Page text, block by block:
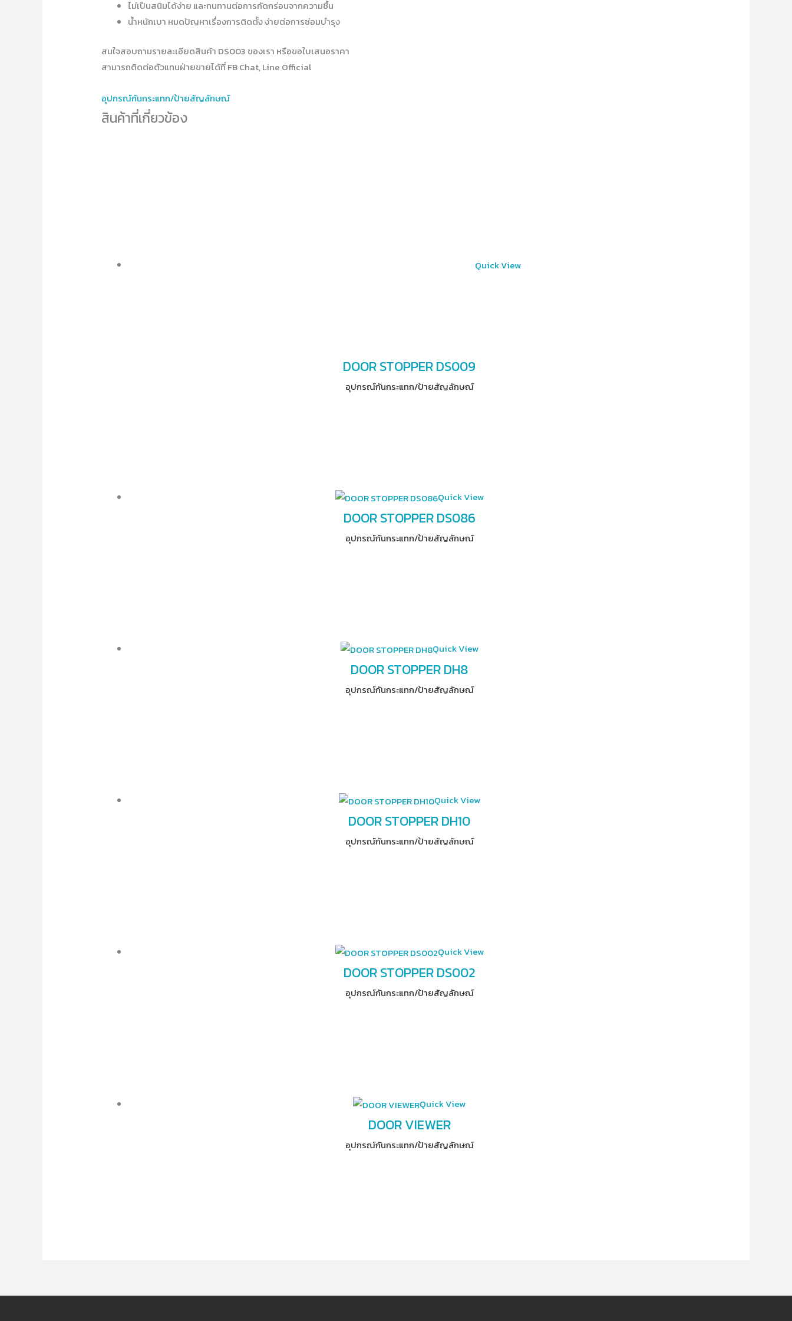
ไม่เป็นสนิมได้ง่าย และทนทานต่อการกัดกร่อนจากความชื้น
น้ำหนักเบา หมดปัญหาเรื่องการติดตั้ง ง่ายต่อการซ่อมบำรุง
สนใจสอบถามรายละเอียดสินค้า DS003 ของเรา หรือขอใบเสนอราคา
สามารถติดต่อตัวแทนฝ่ายขายได้ที่ FB Chat, Line Official
อุปกรณ์​กันกระแทก/ป้ายสัญลักษณ์
สินค้าที่เกี่ยวข้อง
Quick View
DOOR STOPPER DS009
อุปกรณ์​กันกระแทก/ป้ายสัญลักษณ์
Quick View
DOOR STOPPER DS086
อุปกรณ์​กันกระแทก/ป้ายสัญลักษณ์
Quick View
DOOR STOPPER DH8
อุปกรณ์​กันกระแทก/ป้ายสัญลักษณ์
Quick View
DOOR STOPPER DH10
อุปกรณ์​กันกระแทก/ป้ายสัญลักษณ์
Quick View
DOOR STOPPER DS002
อุปกรณ์​กันกระแทก/ป้ายสัญลักษณ์
Quick View
DOOR VIEWER
อุปกรณ์​กันกระแทก/ป้ายสัญลักษณ์